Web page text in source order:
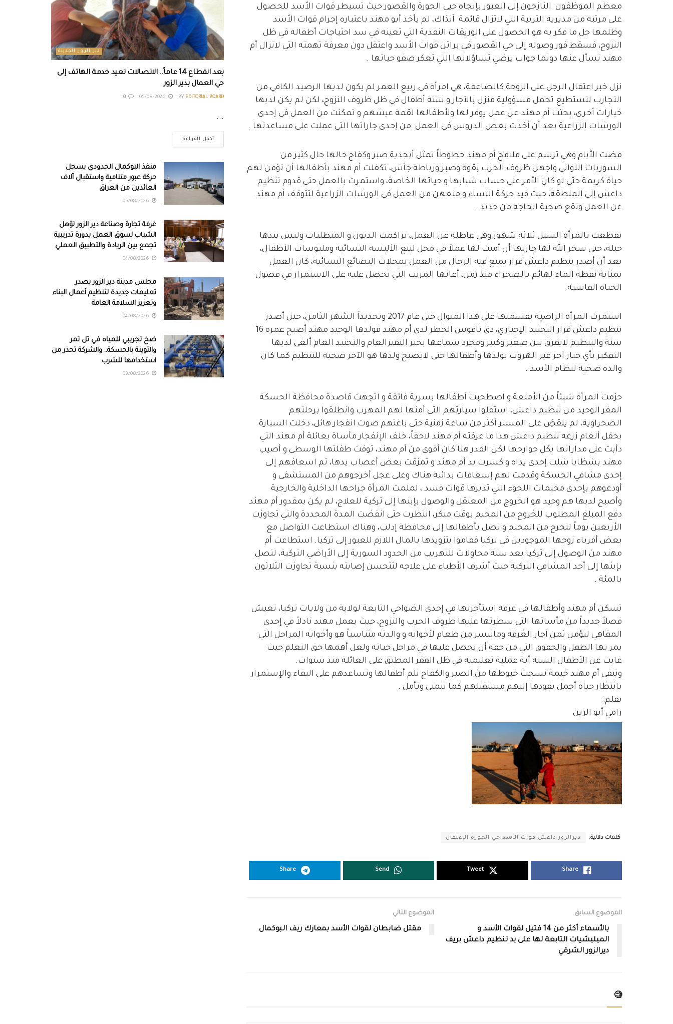
معظم الموظفون النازحون إلى العبور بإتجاه حيي الجورة والقصور حيث تسيطر قوات الأسد للحصول
على مرتبه من مديرية التربية التي لاتزال قائمة آنذاك، لم يأخذ أبو مهند باعتباره إجرام قوات الأسد
وظلمها جل ما فكر به هو الحصول على الوريقات النقدية التي تعينه في سد احتياجات أطفاله في ظل
النزوح، فسقط فور وصوله إلى حي القصور في براثن قوات الأسد واعتقل دون معرفة تهمته التي لاتزال أم
مهند تسأل عنها دونما جواب يرضي تساؤلاتها التي تعكر صفو حياتها .
نزل خبر اعتقال الرجل على الزوجة كالصاعقة، هي امرأة في ربيع العمر لم يكون لديها الرصيد الكافي من
التجارب لتستطيع تحمل مسؤولية منزل بالآجار و ستة أطفال في ظل ظروف النزوح، لكن لم يكن لديها
خيارات أخرى، بحثت أم مهند عن عمل يوفر لها ولأطفالها لقمة عيشهم و تمكنت من العمل في إحدى
الورشات الزراعية بعد أن أخذت بعض الدروس في العمل من إحدى جاراتها التي عملت على مساعدتها .
مضت الأيام وهي ترسم على ملامح أم مهند خطوطاً تمثل أبجدية صبر وكفاح حالها حال كثير من
السوريات اللواتي واجهن ظروف الحرب بقوة وصبر ورباطة جأش، تكفلت أم مهند بأطفالها أن تؤمن لهم
حياة كريمة حتى لو كان الأمر على حساب شبابها و حياتها الخاصة، واستمرت بالعمل حتى قدوم تنظيم
داعش إلى المنطقة، حيث قيد حركة النساء و منعهن من العمل في الورشات الزراعية لتتوقف أم مهند
عن العمل وتقع ضحية الحاجة من جديد .
تقطعت بالمرأة السبل ثلاثة شهور وهي عاطلة عن العمل، تراكمت الديون و المتطلبات وليس بيدها
حيلة، حتى سخر الله لها جارتها أن أمنت لها عملاً في محل لبيع الألبسة النسائية وملبوسات الأطفال،
بعد أن أصدر تنظيم داعش قرار يمنع فيه الرجال من العمل بمحلات البضائع النسائية، كان العمل
بمثابة نقطة الماء لهائم بالصحراء منذ زمن، أعانها المرتب التي تحصل عليه على الاستمرار في فصول
الحياة القاسية.
استمرت المرأة الراضية بقسمتها على هذا المنوال حتى عام 2017 وتحديداً الشهر الثامن، حين أصدر
تنظيم داعش قرار التجنيد الإجباري، دق ناقوس الخطر لدى أم مهند فولدها الوحيد مهند أصبح عمره 16
سنة والتنظيم لايفرق بين صغير وكبير ومجرد سماعها بخبر النفيرالعام والتجنيد العام ألغى لديها
التفكير بأي خيار آخر غير الهروب بولدها وأطفالها حتى لايصبح ولدها هو الآخر ضحية للتنظيم كما كان
والده ضحية لنظام الأسد .
حزمت المرأة شيئاً من الأمتعة و اصطحبت أطفالها بسرية فائقة و اتجهت قاصدة محافظة الحسكة
المفر الوحيد من تنظيم داعش، استقلوا سيارتهم التي أمنها لهم المهرب وانطلقوا برحلتهم
الصحراوية، لم ينقضِ على المسير أكثر من ساعة زمنية حتى باغتهم صوت انفجار هائل، دخلت السيارة
بحقل ألغام زرعه تنظيم داعش هذا ما عرفته أم مهند لاحقاً، خلف الإنفجار مأساة بعائلة أم مهند التي
دأبت على مداراتها بكل جوارحها لكن القدر هنا كان أقوى من أم مهند، توفت طفلتها الوسطى و أصيب
مهند بشظايا شلت إحدى يداه و كسرت يد أم مهند و تمزقت بعض أعصاب يدها، تم اسعافهم إلى
إحدى مشافي الحسكة وقدمت لهم إسعافات بدائية هناك وعلى عجل أخرجوهم من المستشفى و
أودعوهم بإحدى مخيمات اللجوء التي تديرها قوات قسد ، لملمت المرأة جراحها الداخلية والخارجية
وأصبح لديها هم وحيد هو الخروج من المعتقل والوصول بإبنها إلى تركية للعلاج، لم يكن بمقدور أم مهند
دفع المبلغ المطلوب للخروج من المخيم بوقت مبكر، انتظرت حتى انقضت المدة المحددة والتي تجاوزت
الأربعين يوماً لتخرج من المخيم و تصل بأطفالها إلى محافظة إدلب، وهناك استطاعت التواصل مع
بعض أقرباء زوجها الموجودين في تركيا فقاموا بتزويدها بالمال اللازم للعبور إلى تركيا. استطاعت أم
مهند من الوصول إلى تركيا بعد ستة محاولات للتهريب من الحدود السورية إلى الأراضي التركية، لتصل
بإبنها إلى أحد المشافي التركية حيث أشرف الأطباء على علاجه لتتحسن إصابته بنسبة تجاوزت الثلاثون
بالمئة .
تسكن أم مهند وأطفالها في غرفة استأجرتها في إحدى الضواحي التابعة لولاية من ولايات تركيا، تعيش
فصلاً جديداً من مأساتها التي سطرتها عليها ظروف الحرب والنزوح، حيث يعمل مهند نادلاً في إحدى
المقاهي ليؤمن ثمن آجار الغرفة وماتيسر من طعام لأخواته و والدته متناسياً هو وأخواته المراحل التي
يمر بها الطفل والحقوق التي من حقه أن يحصل عليها في مراحل حياته ولعل أهمها حق التعلم حيث
غابت عن الأطفال الستة أية عملية تعليمية في ظل الفقر المطبق على العائلة منذ سنوات.
وتبقى أم مهند خيمة نسجت خيوطها من الصبر والكفاح تلم أطفالها وتساعدهم على البقاء والإستمرار
بانتظار حياة أجمل يقودها إليهم مستقبلهم كما تتمنى وتأمل .
بقلم:
رامي أبو الزين
كلمات دلالية: ديرالزور داعش قوات الأسد حي الجورة الإعتقال
Share
Tweet
Send
Share
الموضوع السابق
بالأسماء أكثر من 14 قتيل لقوات الأسد و
الميليشيات التابعة لها على يد تنظيم داعش بريف
ديرالزور الشرقي
الموضوع التالي
مقتل ضابطان لقوات الأسد بمعارك ريف البوكمال
🧐
دير الزور المدينة
بعد انقطاع 14 عاماً.. الاتصالات تعيد خدمة الهاتف إلى
حي العمال بدير الزور
BY EDITORIAL BOARD
0
...
أكمل القراءة
منفذ البوكمال الحدودي يسجل
حركة عبور متنامية واستقبال آلاف
العائدين من العراق
غرفة تجارة وصناعة دير الزور تؤهل
الشباب لسوق العمل بدورة تدريبية
تجمع بين الريادة والتطبيق العملي
مجلس مدينة دير الزور يصدر
تعليمات جديدة لتنظيم أعمال البناء
وتعزيز السلامة العامة
ضخ تجريبي للمياه في تل تمر
والتوينة بالحسكة.. والشركة تحذر من
استخدامها للشرب